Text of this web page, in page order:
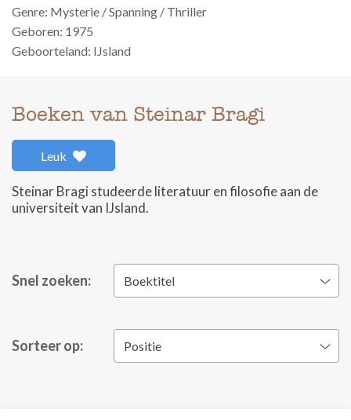
Genre: Mysterie / Spanning / Thriller
Geboren: 1975
Geboorteland: IJsland
Boeken van Steinar Bragi
Leuk
Steinar Bragi studeerde literatuur en filosofie aan de
universiteit van IJsland.
Snel zoeken: Boektitel
Sorteer op: Positie